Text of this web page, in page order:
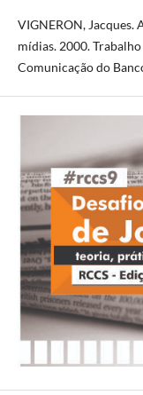
VIGNERON, Jacques.
mídias. 2000.
Comunicação do